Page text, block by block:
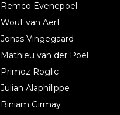
Remco Evenepoel
Wout van Aert
Jonas Vingegaard
Mathieu van der Poel
Primoz Roglic
Julian Alaphilippe
Biniam Girmay